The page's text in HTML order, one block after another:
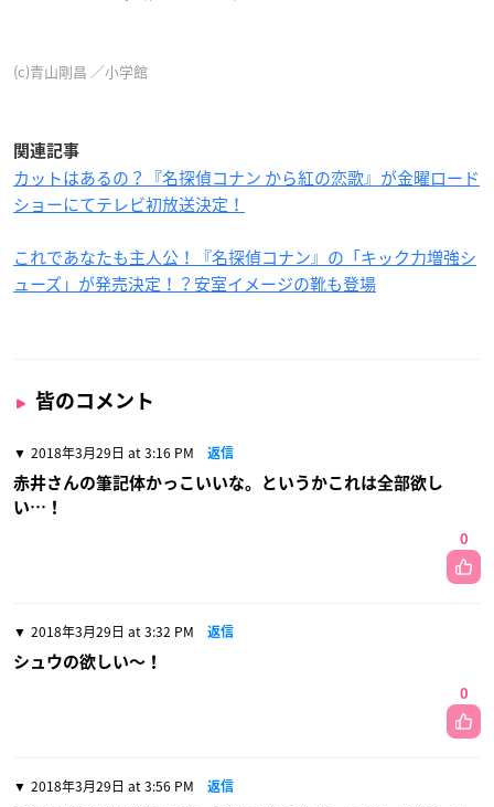
(c)青山剛昌 ／小学館
関連記事
カットはあるの？『名探偵コナン から紅の恋歌』が金曜ロード
ショーにてテレビ初放送決定！
これであなたも主人公！『名探偵コナン』の「キック力増強シ
ューズ」が発売決定！？安室イメージの靴も登場
皆のコメント
2018年3月29日 at 3:16 PM 返信
赤井さんの筆記体かっこいいな。というかこれは全部欲し
い…！
0
2018年3月29日 at 3:32 PM 返信
シュウの欲しい〜！
0
2018年3月29日 at 3:56 PM 返信